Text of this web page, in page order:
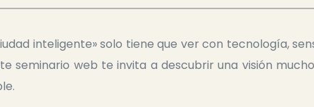
inteligente» solo tiene que ver con tecnología,
seminario web te invita a descubrir una visión